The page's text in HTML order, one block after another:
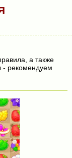
а также
- рекомендуем